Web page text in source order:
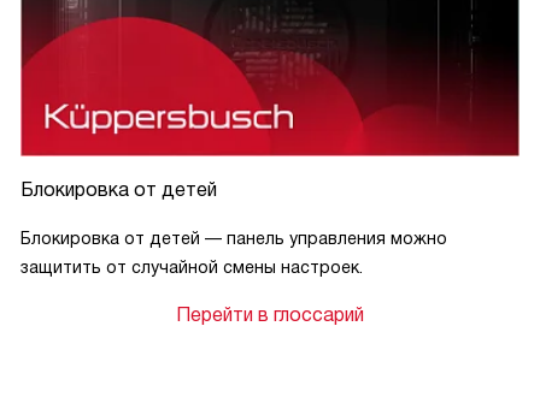
Блокировка от детей
Блокировка от детей — панель управления можно
защитить от случайной смены настроек.
Перейти в глоссарий